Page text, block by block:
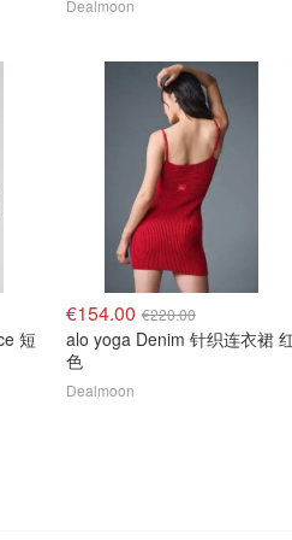
Dealmoon
短
€154.00 €220.00
alo yoga Denim 针织连衣裙
色
Dealmoon